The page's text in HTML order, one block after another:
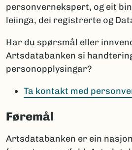
personvernekspert, og eit
leiinga, dei registrerte og
Har du spørsmål eller
Artsdatabanken si
personopplysingar?
Ta kontakt med
Føremål
Artsdatabanken er ein